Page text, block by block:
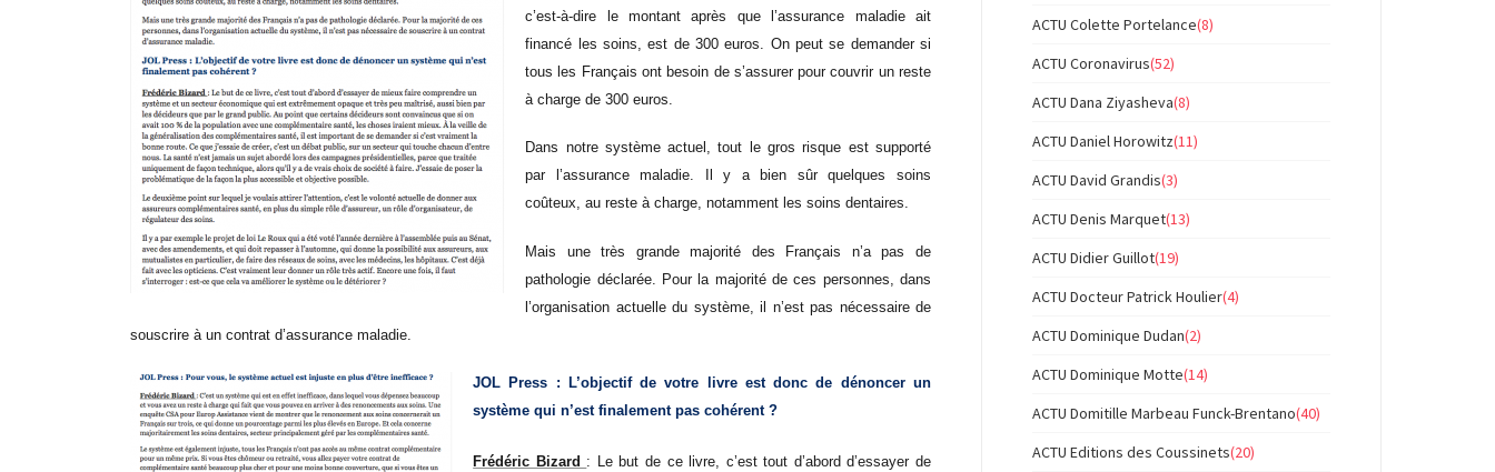
c’est-à-dire le montant après que l’assurance maladie ait
financé les soins, est de 300 euros. On peut se demander si
tous les Français ont besoin de s’assurer pour couvrir un reste
à charge de 300 euros.
Dans notre système actuel, tout le gros risque est supporté
par l’assurance maladie. Il y a bien sûr quelques soins
coûteux, au reste à charge, notamment les soins dentaires.
Mais une très grande majorité des Français n’a pas de
pathologie déclarée. Pour la majorité de ces personnes, dans
l’organisation actuelle du système, il n’est pas nécessaire de
souscrire à un contrat d’assurance maladie.
JOL Press : L’objectif de votre livre est donc de dénoncer un
système qui n’est finalement pas cohérent ?
Frédéric Bizard : Le but de ce livre, c’est tout d’abord d’essayer de
ACTU Colette Portelance(8)
ACTU Coronavirus(52)
ACTU Dana Ziyasheva(8)
ACTU Daniel Horowitz(11)
ACTU David Grandis(3)
ACTU Denis Marquet(13)
ACTU Didier Guillot(19)
ACTU Docteur Patrick Houlier(4)
ACTU Dominique Dudan(2)
ACTU Dominique Motte(14)
ACTU Domitille Marbeau Funck-Brentano(40)
ACTU Editions des Coussinets(20)